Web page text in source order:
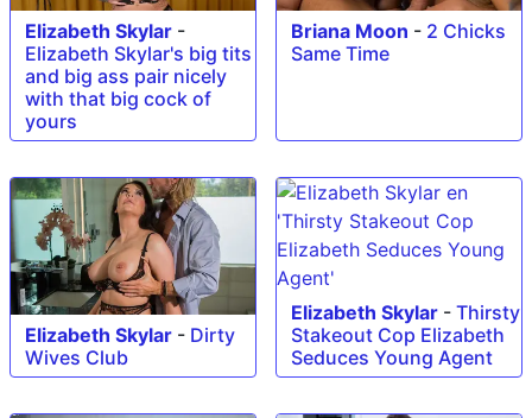
Elizabeth Skylar -
Elizabeth Skylar's big tits
and big ass pair nicely
with that big cock of
yours
Briana Moon - 2 Chicks
Same Time
Elizabeth Skylar - Dirty
Wives Club
Elizabeth Skylar - Thirsty
Stakeout Cop Elizabeth
Seduces Young Agent